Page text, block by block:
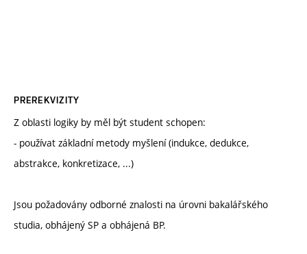
PREREKVIZITY
Z oblasti logiky by měl být student schopen:
- používat základní metody myšlení (indukce, dedukce,
abstrakce, konkretizace, ...)
Jsou požadovány odborné znalosti na úrovni bakalářského
studia, obhájený SP a obhájená BP.